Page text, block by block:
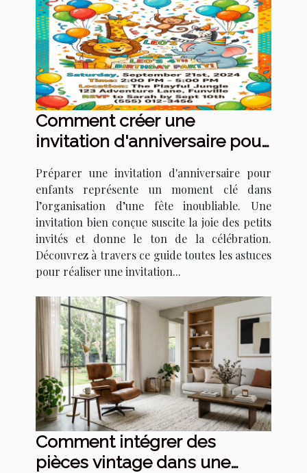
Comment créer une
invitation d'anniversaire pour
Préparer une invitation d'anniversaire pour
enfants représente un moment clé dans
l’organisation d’une fête inoubliable. Une
invitation bien conçue suscite la joie des petits
invités et donne le ton de la célébration.
Découvrez à travers ce guide toutes les astuces
pour réaliser une invitation...
Comment intégrer des
pièces vintage dans une